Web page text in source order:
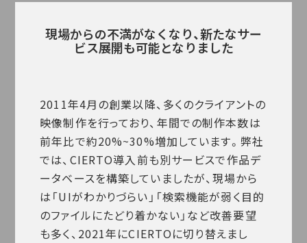
現場からの不満がなくなり、新たなサー
ビス展開も可能となりました
2011年4月の創業以降、多くのクライアントの
映像制作を行っており、年間での制作本数は
前年比で約20%~30%増加しています。弊社
では、CIERTO導入前も別サービスで作品デ
ータベースを構築していましたが、現場から
は「UIがわかりづらい」「検索機能が弱く目的
のファイルにたどり着かない」など改善要望
も多く、2021年にCIERTOに切り替えまし